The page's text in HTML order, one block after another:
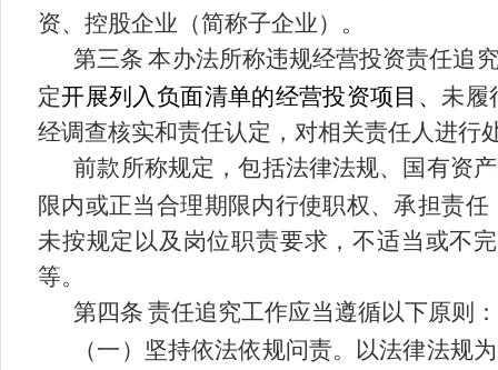
资、控股企业 （简称子企业）。
第三条 本办法所称违规经营投资责任追
定开展列入负面清单的经营投资项目、未履
经调查核实和责任认定，对相关责任人进行
前款所称规定，包括法律法规、国有资
限内或正当合理期限内行使职权、承担责
未按规定以及岗位职责要求，不适当或不
等。
第四条 责任追究工作应当遵循以下原则：
（一）坚持依法依规问责。以法律法规